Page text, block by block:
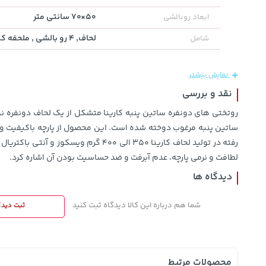
104,080,000
تومان
تومان
خرید
141,000
تومان
165,900
ابعاد روبالشی 50×70 سانتی متر
شامل لحاف, ۴ رو بالشی , ملحفه کشدار
نمایش بیشتر
نقد و بررسی
رفته در تولید لحاف کارینا ۳۵۰
ﻟﻄﺎﻓﺖ و ﻧﺮﻣﯽ پارچه، عدم آﺑﺮﻓﺖ و ضد حساسیت بودن آن اشاره کرد.
دیدگاه ها
شما هم درباره این کالا دیدگاه ثبت کنید ثبت
محصولات مرتبط